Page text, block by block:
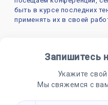
быть в курсе последних
применять их в своей
Запишитесь
Укажите
Мы свяжемся с